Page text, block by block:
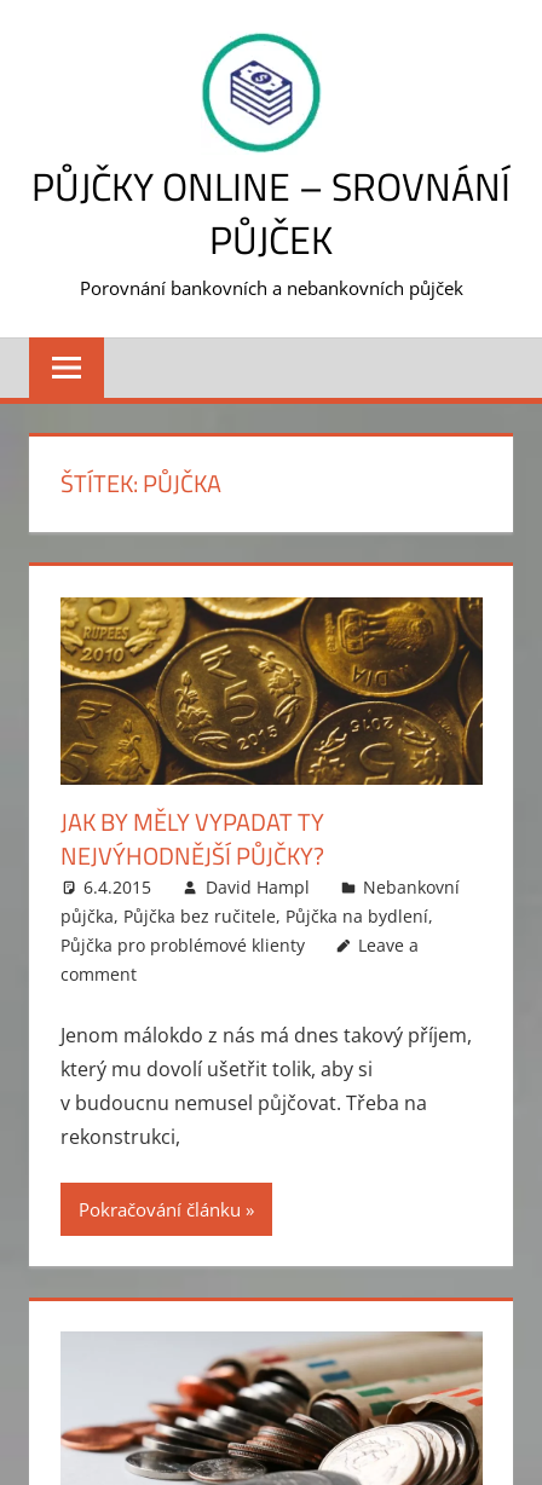
PŮJČKY ONLINE – SROVNÁNÍ
PŮJČEK
Porovnání bankovních a nebankovních půjček
ŠTÍTEK:PŮJČKA
JAK BY MĚLY VYPADAT TY
NEJVÝHODNĚJŠÍ PŮJČKY?
6.4.2015 David Hampl
Nebankovní
půjčka, Půjčka bez ručitele, Půjčka na bydlení,
Půjčka pro problémové klienty
Leave a
comment
Jenom málokdo z nás má dnes takový příjem,
který mu dovolí ušetřit tolik, aby si
v budoucnu nemusel půjčovat. Třeba na
rekonstrukci,
Pokračování článku